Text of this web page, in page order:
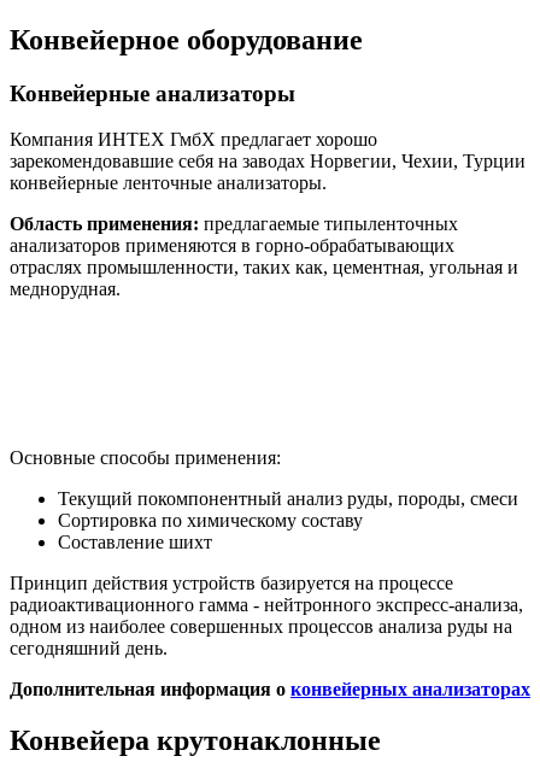
Конвейерное оборудование
Конвейерные анализаторы
Компания ИНТЕХ ГмбХ предлагает хорошо
зарекомендовавшие себя на заводах Норвегии, Чехии, Турции
конвейерные ленточные анализаторы.
Область применения: предлагаемые типыленточных
анализаторов применяются в горно-обрабатывающих
отраслях промышленности, таких как, цементная, угольная и
меднорудная.
Основные способы применения:
Текущий покомпонентный анализ руды, породы, смеси
Сортировка по химическому составу
Составление шихт
Принцип действия устройств базируется на процессе
радиоактивационного гамма - нейтронного экспресс-анализа,
одном из наиболее совершенных процессов анализа руды на
сегодняшний день.
Дополнительная информация о конвейерных анализаторах
Конвейера крутонаклонные